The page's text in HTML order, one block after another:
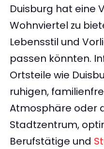
Duisburg hat eine
Wohnviertel zu
Lebensstil und
passen könnten.
Ortsteile wie
ruhigen,
Atmosphäre oder
Stadtzentrum,
Berufstätige und